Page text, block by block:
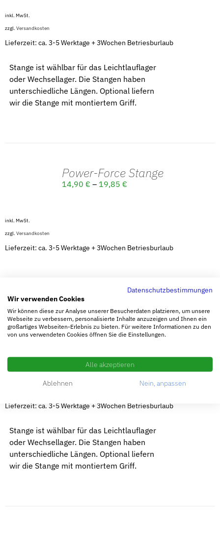
inkl. MwSt.
zzgl. Versandkosten
Lieferzeit: ca. 3-5 Werktage + 3Wochen Betriesburlaub
Stange ist wählbar für das Leichtlauflager
oder Wechsellager. Die Stangen haben
unterschiedliche Längen. Optional liefern
wir die Stange mit montiertem Griff.
Power-Force Stange
14,90 € – 19,85 €
inkl. MwSt.
zzgl. Versandkosten
Lieferzeit: ca. 3-5 Werktage + 3Wochen Betriesburlaub
AUSFÜHRUNG
/
Turnierstange
Lieferzeit: ca. 3-5 Werktage + 3Wochen Betriesburlaub
Stange ist wählbar für das Leichtlauflager
oder Wechsellager. Die Stangen haben
unterschiedliche Längen. Optional liefern
wir die Stange mit montiertem Griff.
Datenschutzbestimmungen
Wir verwenden Cookies
Wir können diese zur Analyse unserer Besucherdaten platzieren, um unsere
Webseite zu verbessern, personalisierte Inhalte anzuzeigen und Ihnen ein
großartiges Webseiten-Erlebnis zu bieten. Für weitere Informationen zu den
von uns verwendeten Cookies öffnen Sie die Einstellungen.
Alle akzeptieren
Ablehnen Nein, anpassen